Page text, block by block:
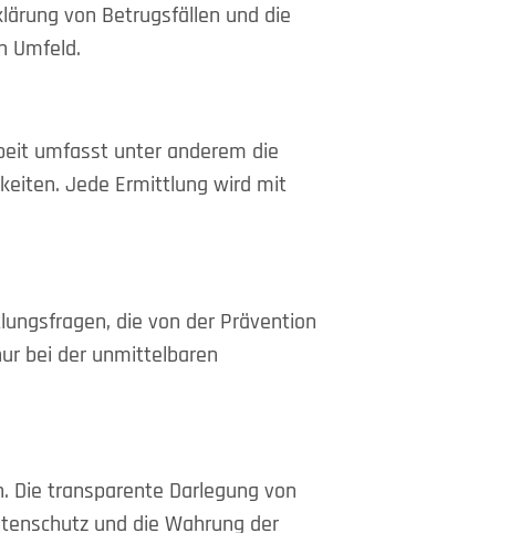
von Betrugsfällen und die
Umfeld.
umfasst unter anderem die
Jede Ermittlung wird mit
die von der Prävention
bei der unmittelbaren
Die transparente Darlegung von
und die Wahrung der